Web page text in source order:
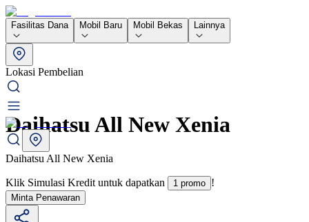
Fasilitas Dana Mobil Baru Mobil Bekas Lainnya
Lokasi Pembelian
Daihatsu All New Xenia
Daihatsu All New Xenia
Klik Simulasi Kredit untuk dapatkan 1 promo !
Minta Penawaran